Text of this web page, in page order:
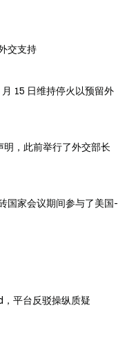
交支持
15 日维持停火以预留外
明，此前举行了外交部长
国家会议期间参与了美国-
，平台反驳操纵质疑